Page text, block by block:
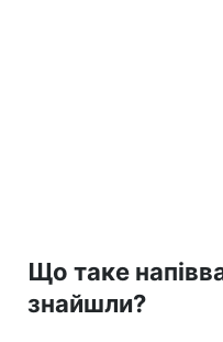
Що таке
знайшли?